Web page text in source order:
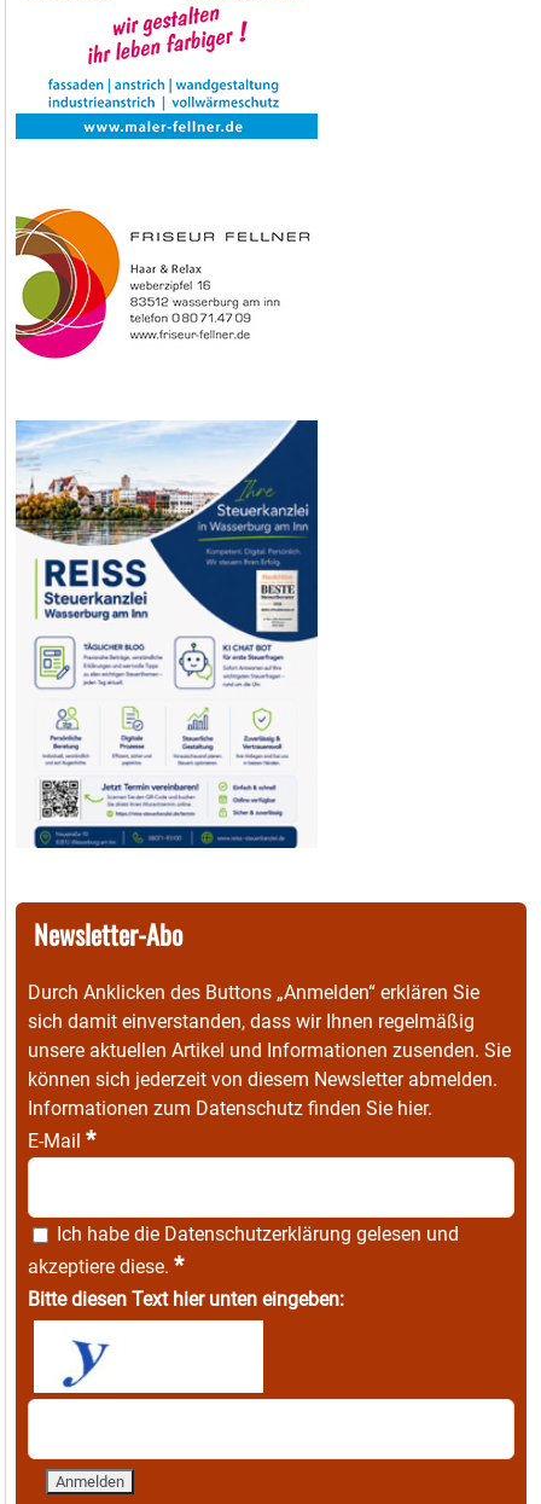
Newsletter-Abo
Durch Anklicken des Buttons „Anmelden“ erklären Sie
sich damit einverstanden, dass wir Ihnen regelmäßig
unsere aktuellen Artikel und Informationen zusenden. Sie
können sich jederzeit von diesem Newsletter abmelden.
Informationen zum Datenschutz finden Sie hier.
E-Mail *
Ich habe die Datenschutzerklärung gelesen und
akzeptiere diese. *
Bitte diesen Text hier unten eingeben: